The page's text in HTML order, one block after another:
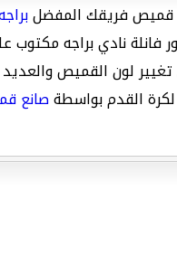
فريقك المفضل
فانلة نادي براجه
لون القميص والعديد
القدم بواسطةصانع